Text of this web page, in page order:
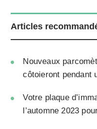
Articles
Nouveaux
côtoieront pendant
Votre plaque
l’automne 2023